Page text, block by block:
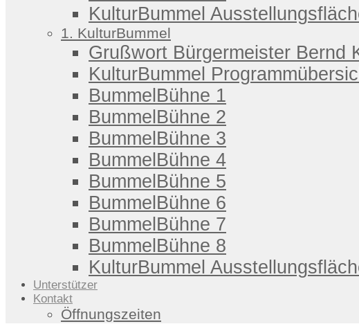
KulturBummel
1. KulturBummel
Grußwort Bürgermeister Bernd
KulturBummel
BummelBühne 1
BummelBühne 2
BummelBühne 3
BummelBühne 4
BummelBühne 5
BummelBühne 6
BummelBühne 7
BummelBühne 8
KulturBummel
Unterstützer
Kontakt
Öffnungszeiten